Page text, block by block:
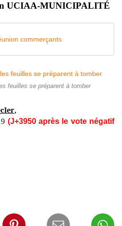
UCIAA-MUNICIPALITÉ
commerçants
feuilles se préparent à tomber
,
(J+3950 après le vote négatif